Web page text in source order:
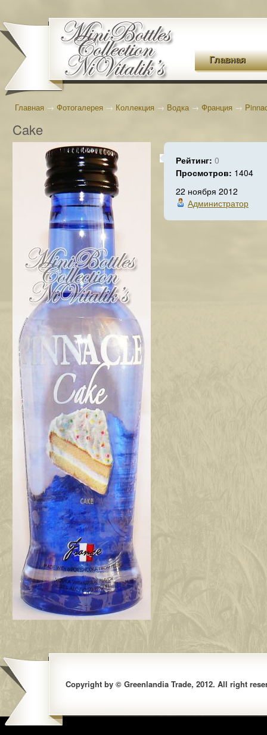
Главная
Главная → Фотогалерея → Коллекция → Водка→ Франция →
Cake
Рейтинг: 0
Просмотров: 1404
22 ноября 2012
Администратор
Copyright by © Greenlandia Trade, 2012. All right